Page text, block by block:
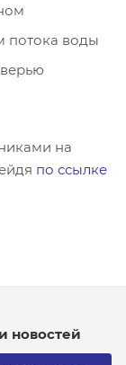
потока воды
на
по ссылке
новостей